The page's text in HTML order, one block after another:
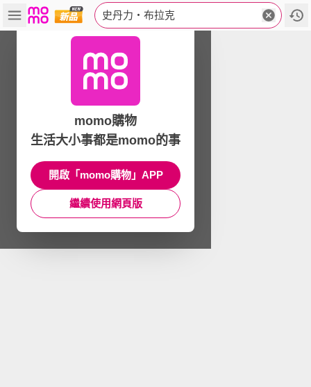
史丹力‧布拉克
momo購物
生活大小事都是momo的事
開啟「momo購物」APP
繼續使用網頁版